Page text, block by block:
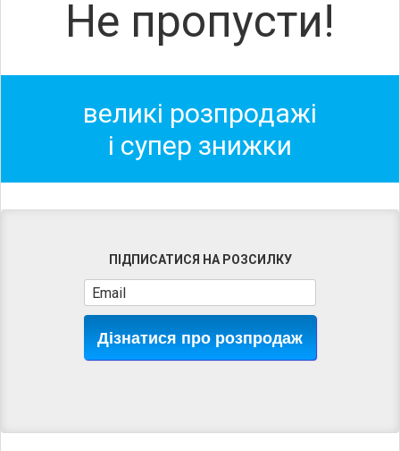
сеткой.
Не пропусти!
великі розпродажі
і супер знижки
ПІДПИСАТИСЯ НА РОЗСИЛКУ
Дізнатися про розпродаж